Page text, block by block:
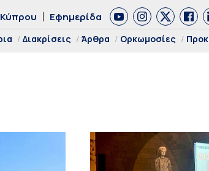
Εφημερίδα
Διακρίσεις Άρθρα Ορκωμοσίες